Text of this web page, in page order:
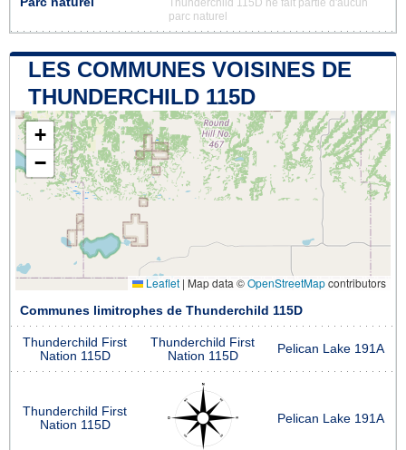
Thunderchild 115D ne fait partie d'aucun
parc naturel
LES COMMUNES VOISINES DE
THUNDERCHILD 115D
+
−
Leaflet | Map data ©OpenStreetMapcontributors
Communes limitrophes de Thunderchild 115D
Thunderchild First
Nation 115D
Thunderchild First
Nation 115D
Pelican Lake 191A
Thunderchild First
Nation 115D
Pelican Lake 191A